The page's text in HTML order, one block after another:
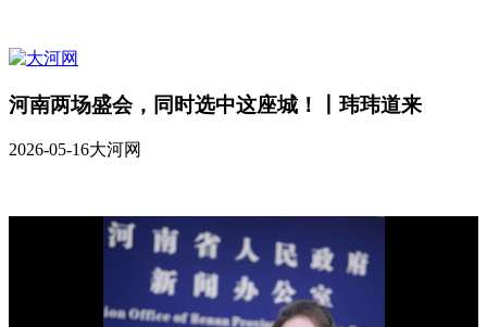
河南两场盛会，同时选中这座城！丨玮玮道来
2026-05-16大河网